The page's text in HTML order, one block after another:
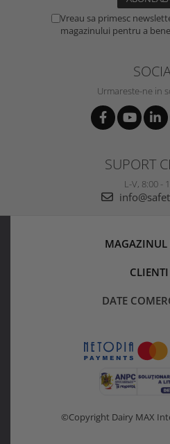
Vreau sa primesc
magazinului pentru a
Urmareste-ne in
SUPORT
L-V, 8:00 -
MAGAZINUL
CLIENTI
DATE
©Copyright Dairy MAX